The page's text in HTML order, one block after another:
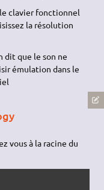
clavier fonctionnel
la résolution
dit que le son ne
émulation dans le
vous à la racine du